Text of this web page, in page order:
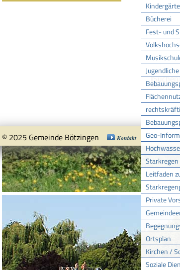
Bücherei
Fest- und
Jugendliche
Geo-
Starkregen
Leitfaden
Private
Ortsplan
Kirchen /
Soziale
KEINE
© 2025 Gemeinde Bötzingen Kontakt